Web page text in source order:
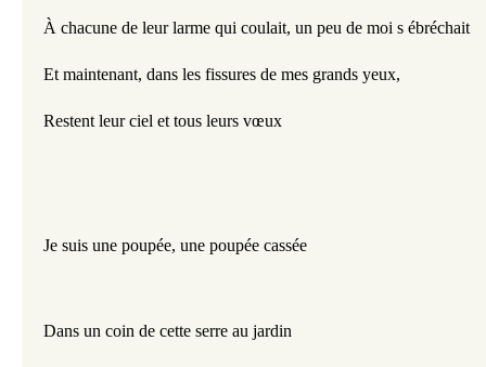
À chacune de leur larme qui coulait, un peu de moi s ébréchait
Et maintenant, dans les fissures de mes grands yeux,
Restent leur ciel et tous leurs vœux
Je suis une poupée, une poupée cassée
Dans un coin de cette serre au jardin